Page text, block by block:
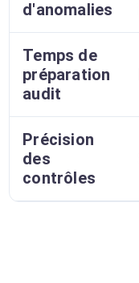
d'anomalies
Temps de
préparation
audit
Précision
des
contrôles